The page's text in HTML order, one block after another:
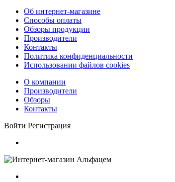
Об интернет-магазине
Способы оплаты
Обзоры продукции
Производители
Контакты
Политика конфиденциальности
Использовании файлов cookies
О компании
Производители
Обзоры
Контакты
Войти Регистрация